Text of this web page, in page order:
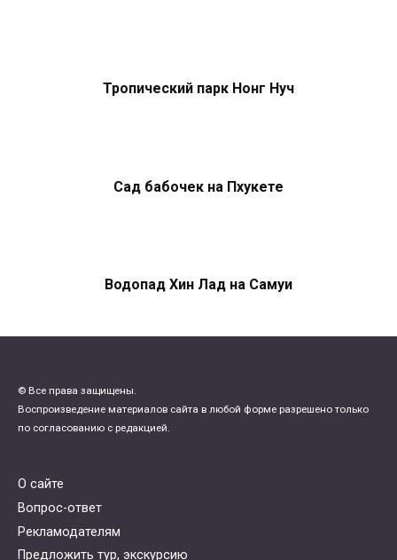
Тропический парк Нонг Нуч
Сад бабочек на Пхукете
Водопад Хин Лад на Самуи
© Все права защищены.
Воспроизведение материалов сайта в любой форме разрешено только
по согласованию с редакцией.
О сайте
Вопрос-ответ
Рекламодателям
Предложить тур, экскурсию